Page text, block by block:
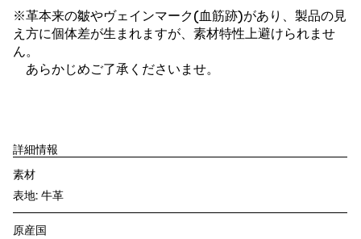
※革本来の皺やヴェインマーク(血筋跡)があり、製品の見
え方に個体差が生まれますが、素材特性上避けられませ
ん。
あらかじめご了承くださいませ。
詳細情報
素材
表地: 牛革
原産国